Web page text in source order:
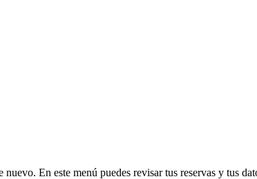
nuevo. En este menú puedes revisar tus reservas y tus